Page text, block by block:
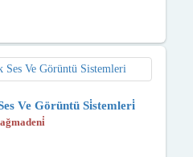
Ve Görüntü Si̇stemleri̇